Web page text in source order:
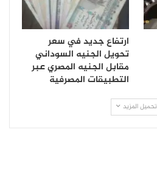
ارتفاع جديد في سعر
تحويل الجنيه السوداني
مقابل الجنيه المصري عبر
التطبيقات المصرفية
تحميل المزيد